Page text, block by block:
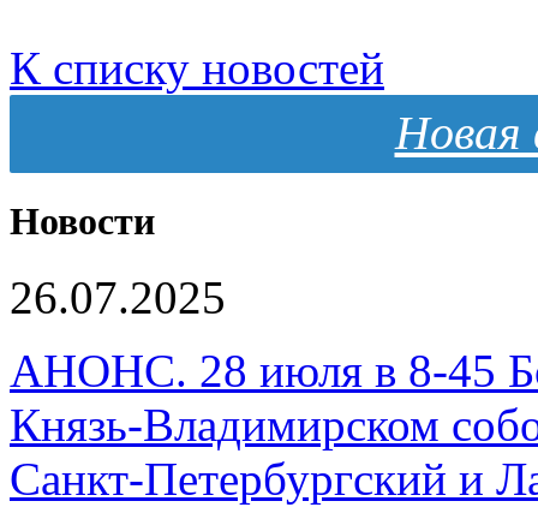
К списку новостей
Новая
Новости
26.07.2025
АНОНС. 28 июля в 8-45
Князь-Владимирском
Санкт-Петербургский и